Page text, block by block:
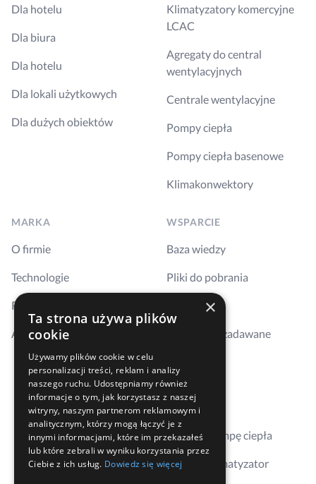
Dla hotelu
Dla biura
Dla hotelu
Dla lokali użytkowych
Dla dużych obiektów
Klimatyzatory komercyjne
LCAC
Agregaty do central
wentylacyjnych
Centrale wentylacyjne
Pompy ciepła
Pompy ciepła basenowe
Klimakonwektory
MARKA
O firmie
Technologie
Realizacje
Aktualności
WSPARCIE
Baza wiedzy
Pliki do pobrania
Szkolenia
Najczęściej zadawane
Kontakt
Gdzie kupić
Dobierz pompę ciepła
Dobierz klimatyzator
×
Ta strona używa plików
cookie
Używamy plików cookie w celu
personalizacji treści, reklam i analizy
naszego ruchu. Udostępniamy również
informacje o tym, jak korzystasz z naszej
witryny, naszym partnerom reklamowym i
analitycznym, którzy mogą łączyć je z
innymi informacjami, które im przekazałeś
lub które zebrali w wyniku korzystania przez
Ciebie z ich usług. Dowiedz się więcej